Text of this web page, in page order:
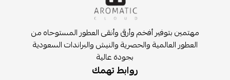
مهتمين بتوفير أفخم وأرقى وأنقى العطور المستوحاه من
العطور العالمية والحصرية والنيش والبراندات السعودية
بجودة عالية
روابط تهمك